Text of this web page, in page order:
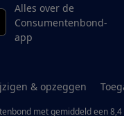
Alles over de
Consumentenbond-
app
& opzeggen
met gemiddeld een 8,4